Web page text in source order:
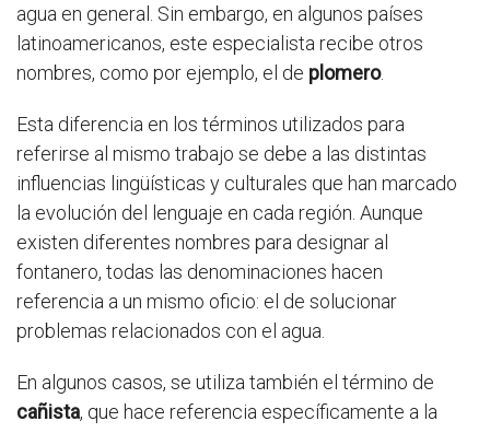
agua en general. Sin embargo, en algunos países
latinoamericanos, este especialista recibe otros
nombres, como por ejemplo, el de plomero.
Esta diferencia en los términos utilizados para
referirse al mismo trabajo se debe a las distintas
influencias lingüísticas y culturales que han marcado
la evolución del lenguaje en cada región. Aunque
existen diferentes nombres para designar al
fontanero, todas las denominaciones hacen
referencia a un mismo oficio: el de solucionar
problemas relacionados con el agua.
En algunos casos, se utiliza también el término de
cañista, que hace referencia específicamente a la